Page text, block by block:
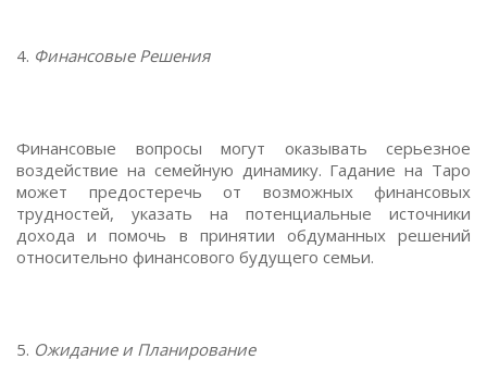
4. Финансовые Решения
Финансовые вопросы могут оказывать серьезное
воздействие на семейную динамику. Гадание на Таро
может предостеречь от возможных финансовых
трудностей, указать на потенциальные источники
дохода и помочь в принятии обдуманных решений
относительно финансового будущего семьи.
5. Ожидание и Планирование